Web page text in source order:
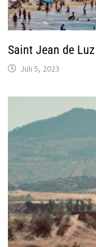
Saint Jean de Luz
Juli 5, 2023